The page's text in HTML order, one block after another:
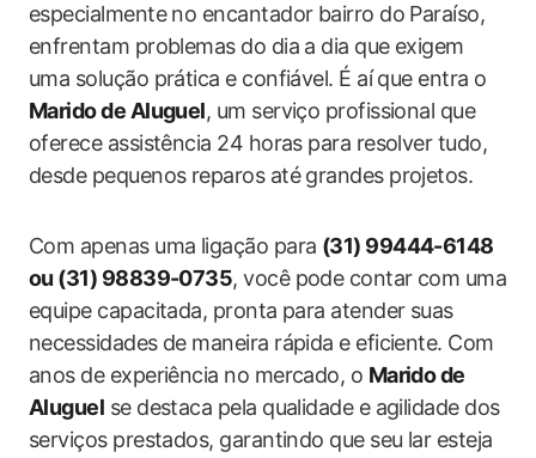
especialmente no encantador bairro do Paraíso,
enfrentam problemas do dia a dia que exigem
uma solução prática e confiável. É aí que entra o
Marido de Aluguel, um serviço profissional que
oferece assistência 24 horas para resolver tudo,
desde pequenos reparos até grandes projetos.
Com apenas uma ligação para (31) 99444-6148
ou (31) 98839-0735, você pode contar com uma
equipe capacitada, pronta para atender suas
necessidades de maneira rápida e eficiente. Com
anos de experiência no mercado, o Marido de
Aluguel se destaca pela qualidade e agilidade dos
serviços prestados, garantindo que seu lar esteja